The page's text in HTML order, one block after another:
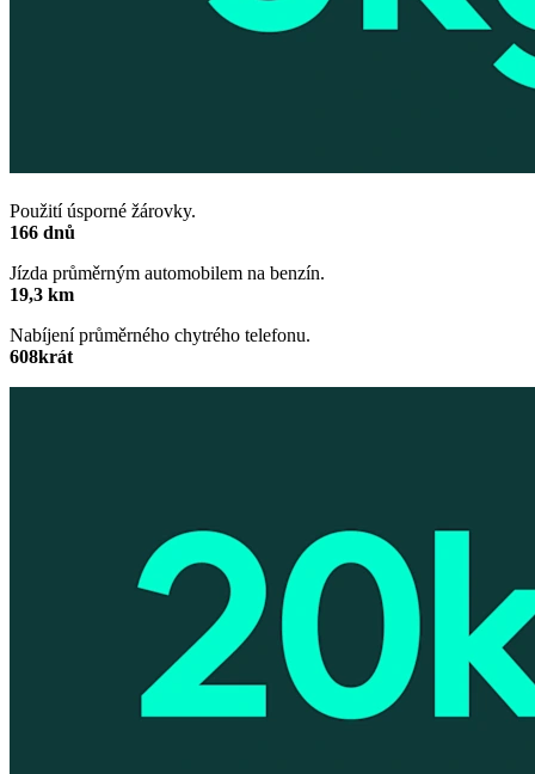
Použití úsporné žárovky.
166 dnů
Jízda průměrným automobilem na benzín.
19,3 km
Nabíjení průměrného chytrého telefonu.
608krát